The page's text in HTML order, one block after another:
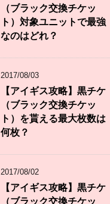
（ブラック交換チケッ
ト）対象ユニットで最強
なのはどれ？
2017/08/03
【アイギス攻略】黒チケ
（ブラック交換チケッ
ト）を貰える最大枚数は
何枚？
2017/08/02
【アイギス攻略】黒チケ
（ブラック交換チケッ